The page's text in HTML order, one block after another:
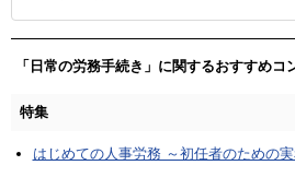
「日常の労務手続き」に関するおすすめコ
特集
はじめての人事労務 ～初任者のための実